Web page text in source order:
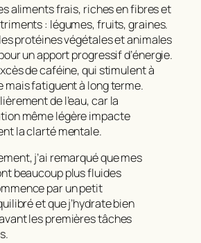
aliments frais, riches en fibres et
: légumes, fruits, graines.
protéines végétales et animales
un apport progressif d’énergie.
de caféine, qui stimulent à
mais fatiguent à long terme.
de l’eau, car la
même légère impacte
la clarté mentale.
j’ai remarqué que mes
beaucoup plus fluides
par un petit
et que j’hydrate bien
les premières tâches